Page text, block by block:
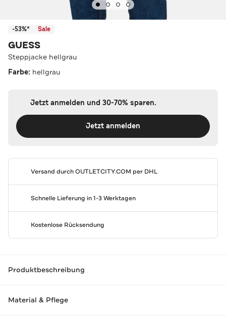
-53%* Sale
GUESS
Steppjacke hellgrau
Farbe: hellgrau
Jetzt anmelden und 30-70% sparen.
Jetzt anmelden
Versand durchOUTLETCITY.COM per DHL
Schnelle Lieferung in 1-3 Werktagen
Kostenlose Rücksendung
Produktbeschreibung
Material & Pflege